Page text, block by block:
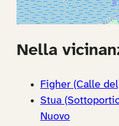
Nella
Figher (Calle
Stua
Nuovo